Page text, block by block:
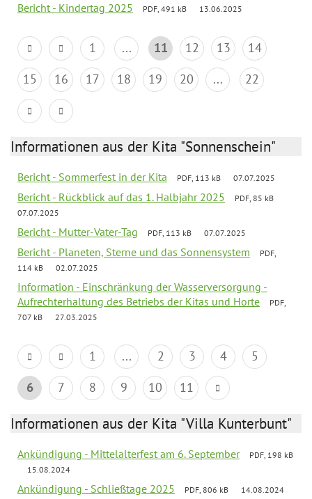
Bericht - Kindertag 2025 PDF, 491 kB 13.06.2025
1 ... 11 12 13
14
15
16 17 18 19 20 ... 22
Informationen aus der Kita "Sonnenschein"
Bericht - Sommerfest in der Kita PDF, 113 kB 07.07.2025
Bericht - Rückblick auf das 1. Halbjahr 2025
PDF, 85 kB
07.07.2025
Bericht - Mutter-Vater-Tag PDF, 113 kB 07.07.2025
Bericht - Planeten, Sterne und das Sonnensystem
PDF,
114 kB
02.07.2025
Information - Einschränkung der Wasserversorgung -
Aufrechterhaltung des Betriebs der Kitas und Horte
PDF,
707 kB
27.03.2025
1 ... 2 3 4
5
6
7 8 9 10 11
Informationen aus der Kita "Villa Kunterbunt"
Ankündigung - Mittelalterfest am 6. September
PDF, 198 kB
15.08.2024
Ankündigung - Schließtage 2025 PDF, 806 kB 14.08.2024